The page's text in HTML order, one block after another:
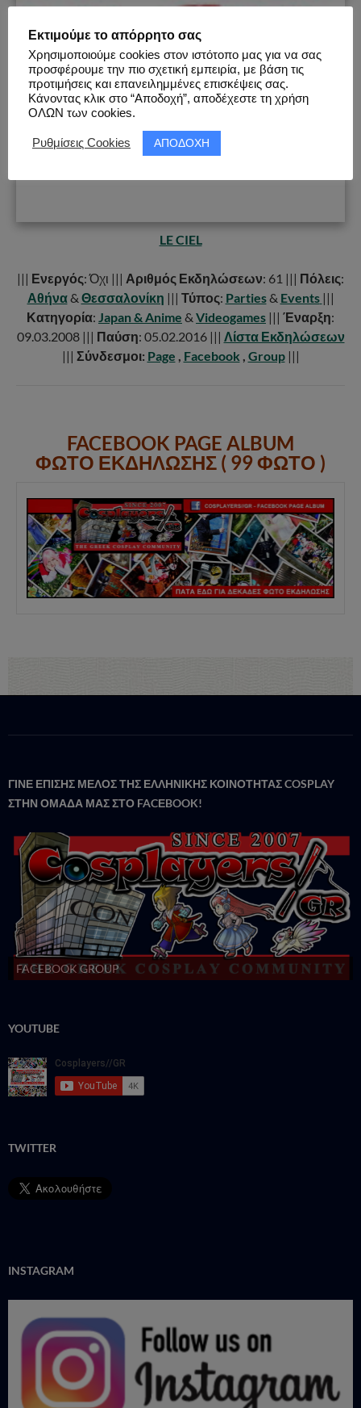
LE CIEL
||| Ενεργός: Όχι ||| Αριθμός Εκδηλώσεων: 61 ||| Πόλεις:
Αθήνα& Θεσσαλονίκη ||| Τύπος: Parties& Events |||
Κατηγορία: Japan & Anime & Videogames ||| Έναρξη:
09.03.2008 ||| Παύση: 05.02.2016 ||| Λίστα Εκδηλώσεων
||| Σύνδεσμοι: Page , Facebook , Group|||
FACEBOOK PAGE ALBUM
ΦΩΤΟ ΕΚΔΗΛΩΣΗΣ ( 99 ΦΩΤΟ )
ΓΙΝΕ ΕΠΙΣΗΣ ΜΕΛΟΣ ΤΗΣ ΕΛΛΗΝΙΚΗΣ ΚΟΙΝΟΤΗΤΑΣ COSPLAY
ΣΤΗΝ ΟΜΑΔΑ ΜΑΣ ΣΤΟ FACΕBOOK!
FACEBOOK GROUP
YOUTUBE
TWITTER
INSTAGRAM
Εκτιμούμε το απόρρητο σας
Χρησιμοποιούμε cookies στον ιστότοπο μας για να σας
προσφέρουμε την πιο σχετική εμπειρία, με βάση τις
προτιμήσεις και επανειλημμένες επισκέψεις σας.
Κάνοντας κλικ στο “Αποδοχή”, αποδέχεστε τη χρήση
ΟΛΩΝ των cookies.
Ρυθμίσεις Cookies ΑΠΟΔΟΧΗ